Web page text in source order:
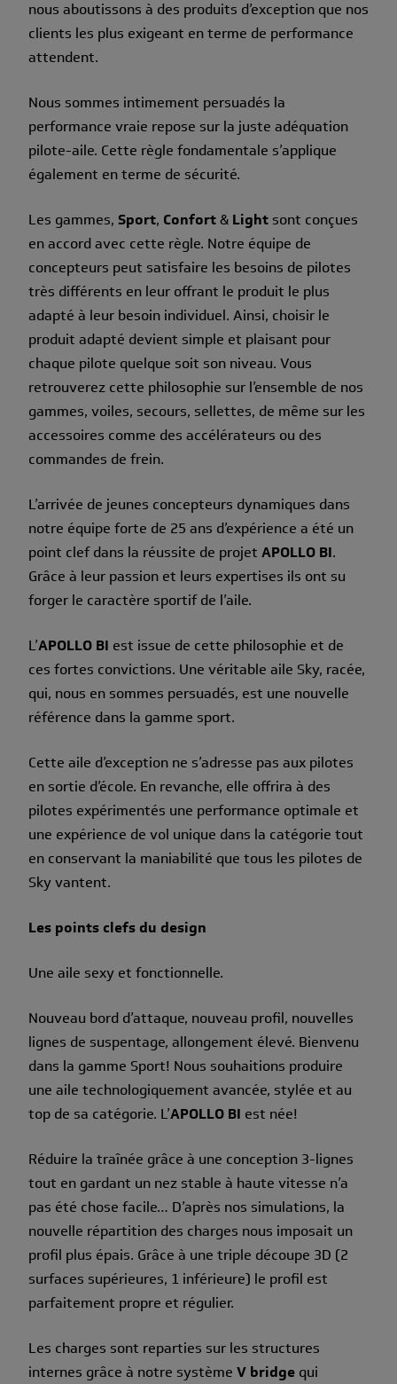
nous aboutissons à des produits d’exception que nos
clients les plus exigeant en terme de performance
attendent.
Nous sommes intimement persuadés la
performance vraie repose sur la juste adéquation
pilote-aile. Cette règle fondamentale s’applique
également en terme de sécurité.
Les gammes, Sport, Confort& Light sont conçues
en accord avec cette règle. Notre équipe de
concepteurs peut satisfaire les besoins de pilotes
très différents en leur offrant le produit le plus
adapté à leur besoin individuel. Ainsi, choisir le
produit adapté devient simple et plaisant pour
chaque pilote quelque soit son niveau. Vous
retrouverez cette philosophie sur l’ensemble de nos
gammes, voiles, secours, sellettes, de même sur les
accessoires comme des accélérateurs ou des
commandes de frein.
L’arrivée de jeunes concepteurs dynamiques dans
notre équipe forte de 25 ans d’expérience a été un
point clef dans la réussite de projet APOLLO BI.
Grâce à leur passion et leurs expertises ils ont su
forger le caractère sportif de l’aile.
L’APOLLO BI est issue de cette philosophie et de
ces fortes convictions. Une véritable aile Sky, racée,
qui, nous en sommes persuadés, est une nouvelle
référence dans la gamme sport.
Cette aile d’exception ne s’adresse pas aux pilotes
en sortie d’école. En revanche, elle offrira à des
pilotes expérimentés une performance optimale et
une expérience de vol unique dans la catégorie tout
en conservant la maniabilité que tous les pilotes de
Sky vantent.
Les points clefs du design
Une aile sexy et fonctionnelle.
Nouveau bord d’attaque, nouveau profil, nouvelles
lignes de suspentage, allongement élevé. Bienvenu
dans la gamme Sport! Nous souhaitions produire
une aile technologiquement avancée, stylée et au
top de sa catégorie. L’APOLLO BI est née!
Réduire la traînée grâce à une conception 3-lignes
tout en gardant un nez stable à haute vitesse n’a
pas été chose facile… D’après nos simulations, la
nouvelle répartition des charges nous imposait un
profil plus épais. Grâce à une triple découpe 3D (2
surfaces supérieures, 1 inférieure) le profil est
parfaitement propre et régulier.
Les charges sont reparties sur les structures
internes grâce à notre système V bridge qui